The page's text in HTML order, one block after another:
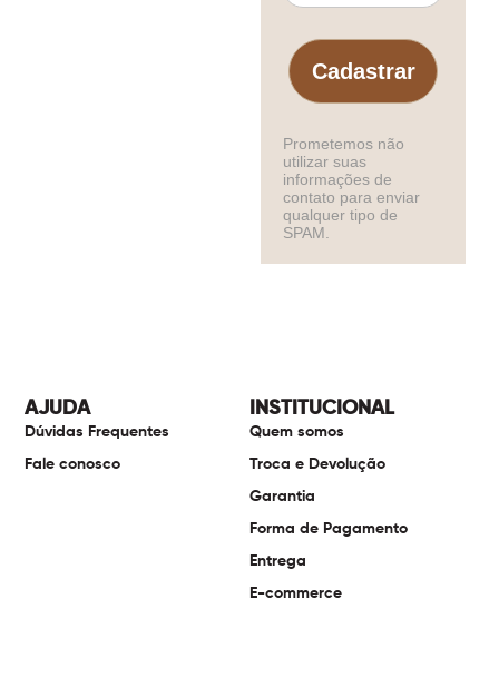
Cadastrar
Prometemos não
utilizar suas
informações de
contato para enviar
qualquer tipo de
SPAM.
INSTITUCIONAL
Quem somos
Troca e Devolução
Garantia
Forma de Pagamento
Entrega
E-commerce
AJUDA
Dúvidas Frequentes
Fale conosco